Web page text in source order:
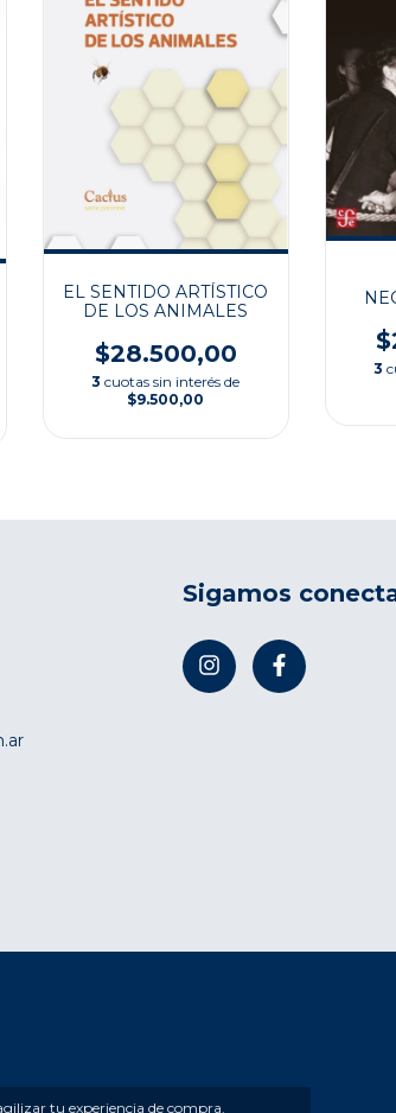
tu experiencia de compra.
EL SENTIDO ARTÍSTICO
DE LOS ANIMALES
$28.500,00
3 cuotas sin interés de
$9.500,00
3
Sigamos